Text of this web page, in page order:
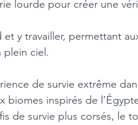
lourde pour créer une
y travailler, permettant
ciel.
de survie extrême
biomes inspirés de
de survie plus corsés, le